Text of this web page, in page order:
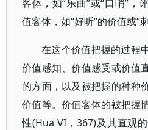
客体，如“乐曲”或“口哨”，
值客体，如“好听”的价值或“
在这个价值把握的过程
价值感知、价值感受或价值
的方面，以及被把握的种种
价值等。价值客体的被把握
性(Hua VI，367)及其直观